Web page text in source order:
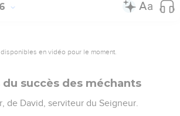
en vidéo pour le moment.
succès des méchants
de David, serviteur du Seigneur.